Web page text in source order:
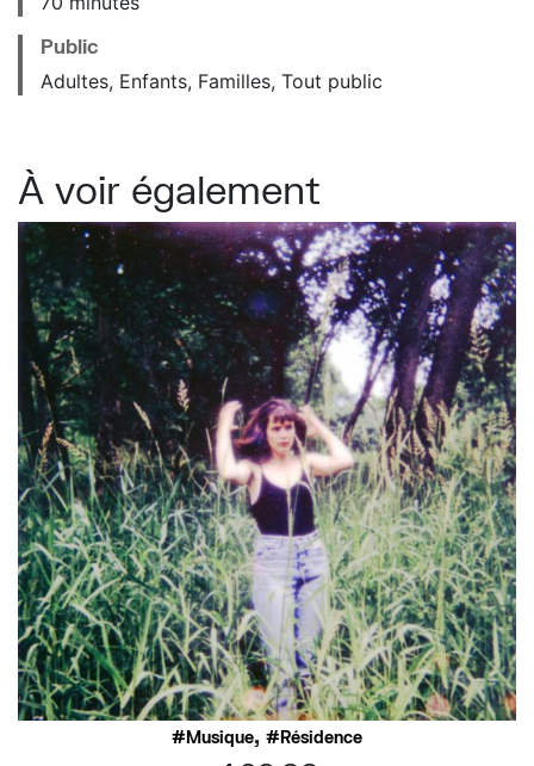
Public
Adultes, Enfants, Familles, Tout public
À voir également
Musique, Résidence